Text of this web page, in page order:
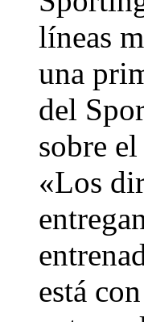
líneas
una
del
sobre
«Los
está